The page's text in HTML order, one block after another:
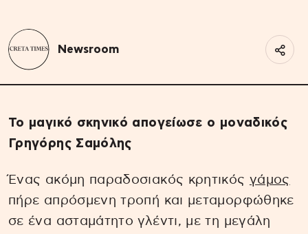
Newsroom
Το μαγικό σκηνικό απογείωσε ο μοναδικός
Γρηγόρης Σαμόλης
Ένας ακόμη παραδοσιακός κρητικός γάμος
πήρε απρόσμενη τροπή και μεταμορφώθηκε
σε ένα ασταμάτητο γλέντι, με τη μεγάλη